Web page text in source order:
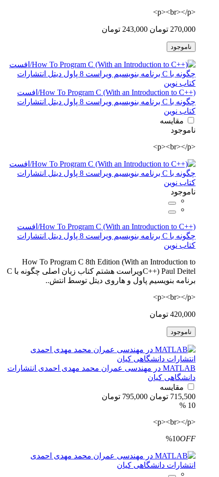
<p><br></p>
270,000 تومان 243,000 تومان
ناموجود
How To Program C (With an Introduction to C++)/افست
چگونه با C برنامه بنویسیم ویراست 8 پاول دیتل انتشارات
کتاب نوین
مقایسه
ناموجود
<p><br></p>
ناموجود
How To Program C (With an Introduction to C++)/افست
چگونه با C برنامه بنویسیم ویراست 8 پاول دیتل انتشارات
کتاب نوین
How To Program C 8th Edition (With an Introduction to
C++) Paul Deitelویراست هشتم کتاب زبان اصلی چگونه با C
برنامه بنویسیم پاول و هاروی دیتل توسط انتش..
<p><br></p>
420,000 تومان
ناموجود
MATLAB در مهندسی عمران محمد مهدی احمدی انتشارات
دانشگاهی کیان
مقایسه
715,500 تومان
795,000 تومان
10 %
<p><br></p>
%10OFF